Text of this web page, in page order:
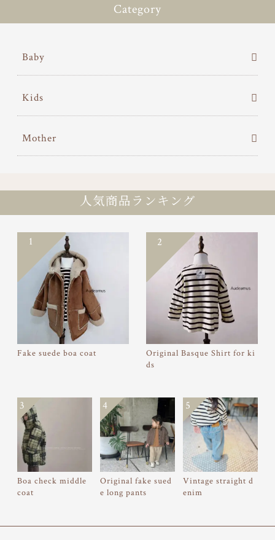
Category
Baby
Kids
Mother
人気商品ランキング
Fake suede boa coat
1
Original Basque Shirt for ki
ds
2
Boa check middle
coat
3
Original fake sued
e long pants
4
Vintage straight d
enim
5